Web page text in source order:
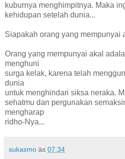
kuburnya menghimpitnya. Maka
kehidupan setelah dunia...
Siapakah orang yang mempunyai
Orang yang mempunyai akal
menghuni
surga kelak, karena telah
dunia
untuk menghindari siksa neraka.
sehatmu dan pergunakan
mengharap
ridho-Nya...
sukasmo às 07.34